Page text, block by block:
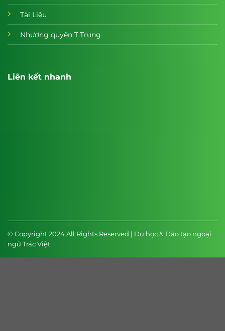
Tài Liệu
Nhượng quyền T.Trung
Liên kết nhanh
© Copyright 2024 All Rights Reserved | Du học & Đào tạo ngoại
ngữ Trác Việt